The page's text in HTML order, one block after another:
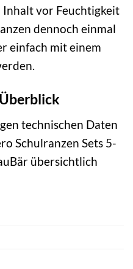
Inhalt vor Feuchtigkeit
dennoch einmal
einfach mit einem
technischen Daten
Schulranzen Sets 5-
übersichtlich